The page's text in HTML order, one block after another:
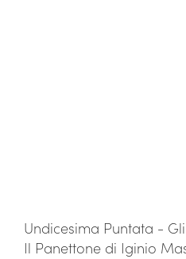
Undicesima Puntata -
Il Panettone di Iginio